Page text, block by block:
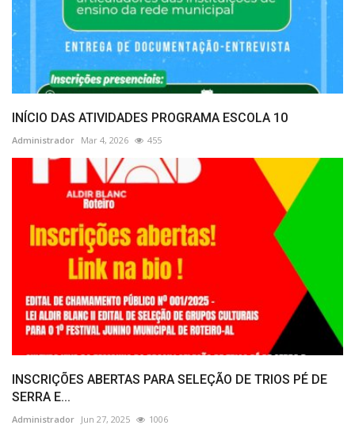
INÍCIO DAS ATIVIDADES PROGRAMA ESCOLA 10
Administrador Mar 4, 2026 455
INSCRIÇÕES ABERTAS PARA SELEÇÃO DE TRIOS PÉ DE
SERRA E...
Administrador Jun 27, 2025 1006